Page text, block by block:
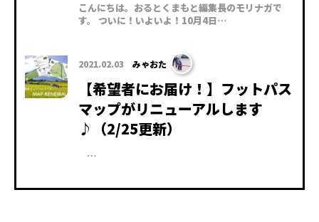
こんにちは。おるとくまもと編集長のモリナガで
す。 ついに！いよいよ！10月4日…
2021.02.03 みゃおた
【希望者にお届け！】フットパス
マップがリニューアルします
♪（2/25更新）
…